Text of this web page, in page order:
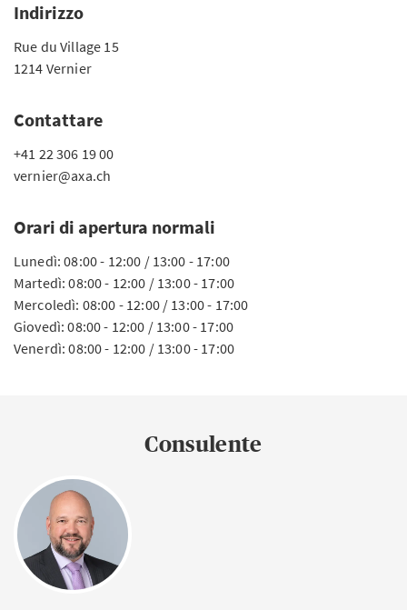
Indirizzo
Rue du Village 15
1214 Vernier
Contattare
+41 22 306 19 00
vernier@axa.ch
Orari di apertura normali
Lunedì: 08:00 - 12:00 / 13:00 - 17:00
Martedì: 08:00 - 12:00 / 13:00 - 17:00
Mercoledì: 08:00 - 12:00 / 13:00 - 17:00
Giovedì: 08:00 - 12:00 / 13:00 - 17:00
Venerdì: 08:00 - 12:00 / 13:00 - 17:00
Consulente